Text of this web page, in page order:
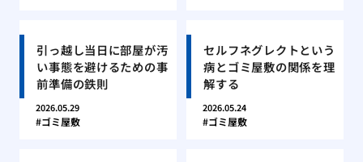
引っ越し当日に部屋が汚
い事態を避けるための事
前準備の鉄則
2026.05.29
ゴミ屋敷
セルフネグレクトという
病とゴミ屋敷の関係を理
解する
2026.05.24
ゴミ屋敷